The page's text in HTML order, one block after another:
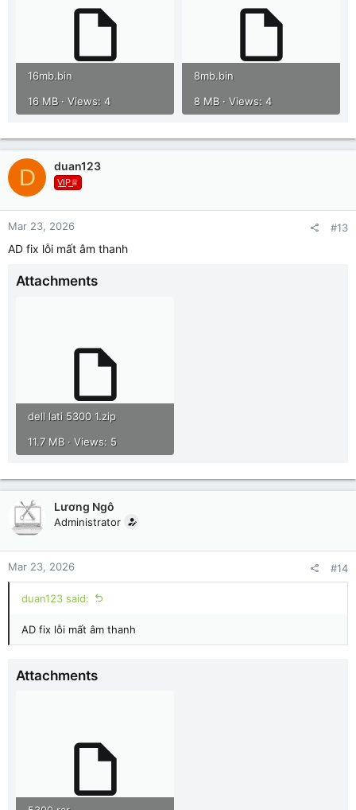
16mb.bin
16 MB · Views: 4
8mb.bin
8 MB · Views: 4
D duan123
V͟I͟P͟♕
Mar 23, 2026 #13
AD fix lỗi mất âm thanh
Attachments
dell lati 5300 1.zip
11.7 MB · Views: 5
Lương Ngô
Administrator
Mar 23, 2026 #14
duan123 said:
AD fix lỗi mất âm thanh
Attachments